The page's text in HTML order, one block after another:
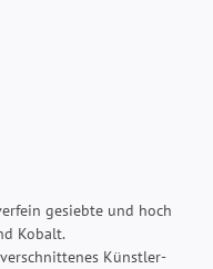
gesiebte und hoch
Kobalt.
Künstler-